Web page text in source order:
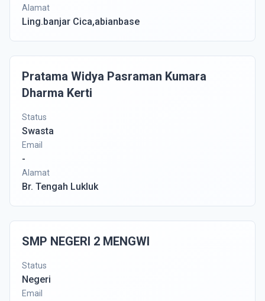
Alamat
Ling.banjar Cica,abianbase
Pratama Widya Pasraman Kumara
Dharma Kerti
Status
Swasta
Email
-
Alamat
Br. Tengah Lukluk
SMP NEGERI 2 MENGWI
Status
Negeri
Email